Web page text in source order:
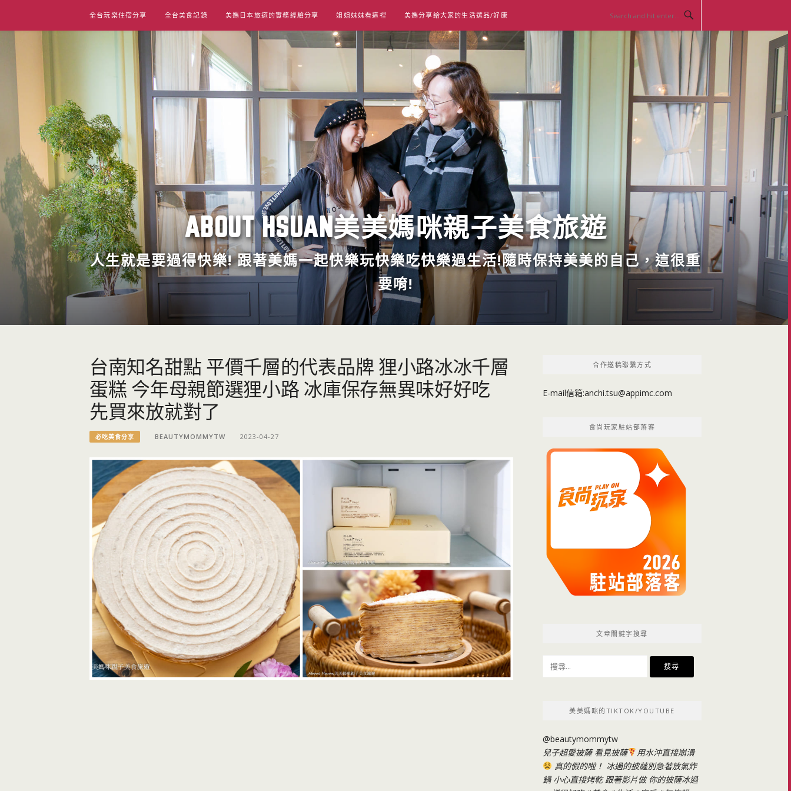
content
全台玩樂住宿分享 全台美食記錄 美媽日本旅遊的實務經驗分享 姐姐妹妹看這裡 美媽分享給大家的生活選品/好康
ABOUT HSUAN美美媽咪親子美食旅遊
人生就是要過得快樂! 跟著美媽一起快樂玩快樂吃快樂過生活!隨時保持美美的自己，這很重
要唷!
台南知名甜點 平價千層的代表品牌 狸小路冰冰千層
蛋糕 今年母親節選狸小路 冰庫保存無異味好好吃
先買來放就對了
必吃美食分享 BEAUTYMOMMYTW 2023-04-27
合作邀稿聯繫方式
E-mail信箱:anchi.tsu@appimc.com
食尚玩家駐站部落客
文章關鍵字搜尋
尋
美美媽咪的TIKTOK/YOUTUBE
@beautymommytw
兒子超愛披薩 看見披薩
用水沖直接崩潰
真的假的啦！ 冰過的披薩別急著放氣炸
鍋 小心直接烤乾 跟著影片做 你的披薩冰過